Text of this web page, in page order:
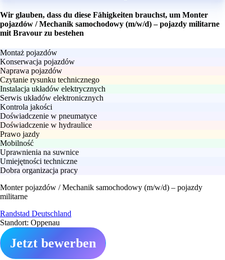
Wir glauben, dass du diese Fähigkeiten brauchst, um Monter
pojazdów / Mechanik samochodowy (m/w/d) – pojazdy militarne
mit Bravour zu bestehen
Montaż pojazdów
Konserwacja pojazdów
Naprawa pojazdów
Czytanie rysunku technicznego
Instalacja układów elektrycznych
Serwis układów elektronicznych
Kontrola jakości
Doświadczenie w pneumatyce
Doświadczenie w hydraulice
Prawo jazdy
Mobilność
Uprawnienia na suwnice
Umiejętności techniczne
Dobra organizacja pracy
Monter pojazdów / Mechanik samochodowy (m/w/d) – pojazdy
militarne
Randstad Deutschland
Standort: Oppenau
Jetzt bewerben